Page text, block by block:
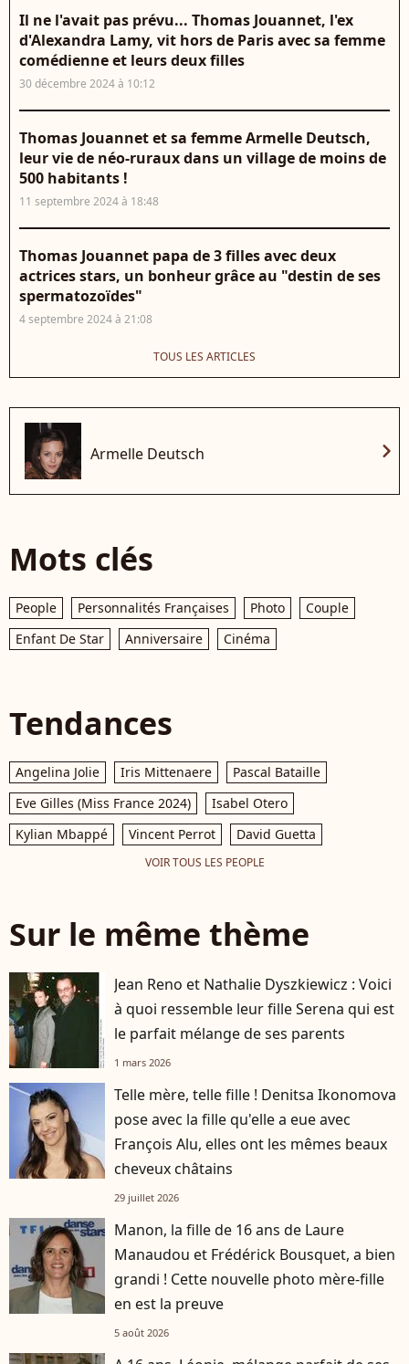
Il ne l'avait pas prévu... Thomas Jouannet, l'ex
d'Alexandra Lamy, vit hors de Paris avec sa femme
comédienne et leurs deux filles
30 décembre 2024 à 10:12
Thomas Jouannet et sa femme Armelle Deutsch,
leur vie de néo-ruraux dans un village de moins de
500 habitants !
11 septembre 2024 à 18:48
Thomas Jouannet papa de 3 filles avec deux
actrices stars, un bonheur grâce au "destin de ses
spermatozoïdes"
4 septembre 2024 à 21:08
TOUS LES ARTICLES
Armelle Deutsch chevron_right
Mots clés
People Personnalités Françaises Photo
Couple
Enfant De Star
Anniversaire Cinéma
Tendances
Angelina Jolie Iris Mittenaere
Pascal Bataille
Eve Gilles (Miss France 2024)
Isabel Otero
Kylian Mbappé
Vincent Perrot David Guetta
VOIR TOUS LES PEOPLE
Sur le même thème
Jean Reno et Nathalie Dyszkiewicz : Voici
à quoi ressemble leur fille Serena qui est
le parfait mélange de ses parents
1 mars 2026
Telle mère, telle fille ! Denitsa Ikonomova
pose avec la fille qu'elle a eue avec
François Alu, elles ont les mêmes beaux
cheveux châtains
29 juillet 2026
Manon, la fille de 16 ans de Laure
Manaudou et Frédérick Bousquet, a bien
grandi ! Cette nouvelle photo mère-fille
en est la preuve
5 août 2026